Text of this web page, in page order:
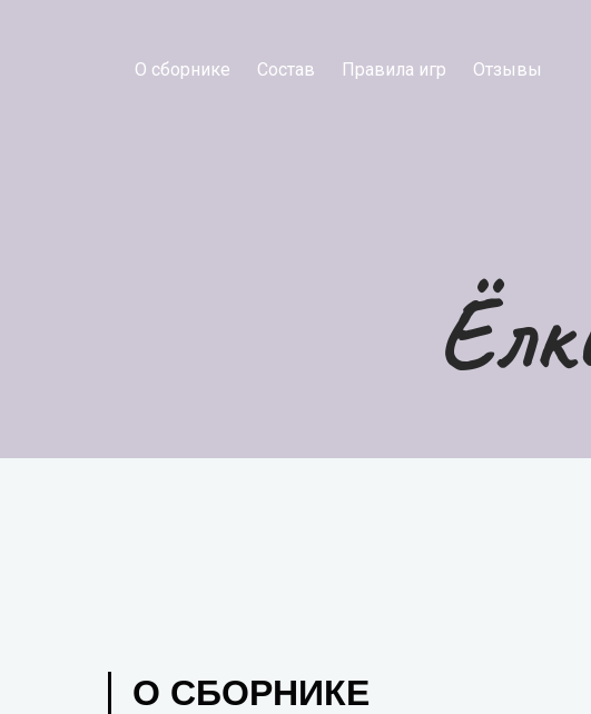
О сборнике Состав Правила игр Отзывы
О СБОРНИКЕ